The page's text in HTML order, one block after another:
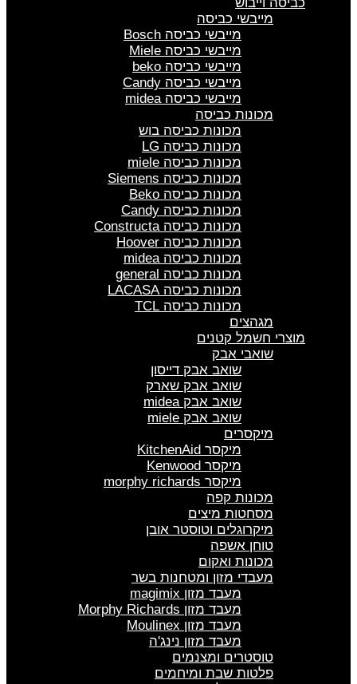
מייבשי כביסה
מייבשי כביסה Bosch
מייבשי כביסה Miele
מייבשי כביסה beko
מייבשי כביסה Candy
מייבשי כביסה midea
מכונות כביסה
מכונות כביסה בוש
מכונות כביסה LG
מכונות כביסה miele
מכונות כביסה Siemens
מכונות כביסה Beko
מכונות כביסה Candy
מכונות כביסה Constructa
מכונות כביסה Hoover
מכונות כביסה midea
מכונות כביסה general
מכונות כביסה LACASA
מכונות כביסה TCL
מגהצים
מוצרי חשמל קטנים
שואבי אבק
שואב אבק דייסון
שואב אבק שארק
שואב אבק midea
שואב אבק miele
מיקסרים
מיקסר KitchenAid
מיקסר Kenwood
מיקסר morphy richards
מכונות קפה
מסחטות מיצים
מיקרוגלים וטוסטר אובן
טוחן אשפה
מכונות ואקום
מעבדי מזון ומטחנות בשר
מעבד מזון magimix
מעבד מזון Morphy Richards
מעבד מזון Moulinex
מעבד מזון נינג'ה
טוסטרים ומצנמים
פלטות שבת ומיחמים